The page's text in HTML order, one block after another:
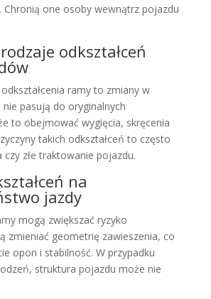
Chronią one osoby wewnątrz pojazdu
odkształceń
ramy to zmiany w
pasują do oryginalnych
to obejmować wygięcia, skręcenia
takich odkształceń to często
złe traktowanie pojazdu.
na
jazdy
mogą zwiększać ryzyko
zmieniać geometrię zawieszenia, co
opon i stabilność. W przypadku
struktura pojazdu może nie